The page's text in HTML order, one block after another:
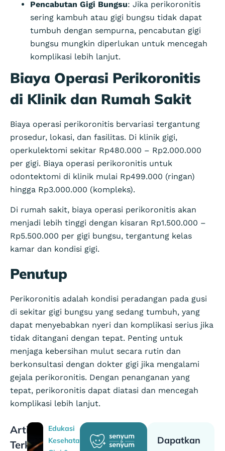
Pencabutan Gigi Bungsu: Jika perikoronitis
sering kambuh atau gigi bungsu tidak dapat
tumbuh dengan sempurna, pencabutan gigi
bungsu mungkin diperlukan untuk mencegah
komplikasi lebih lanjut.
Biaya Operasi Perikoronitis
di Klinik dan Rumah Sakit
Biaya operasi perikoronitis bervariasi tergantung
prosedur, lokasi, dan fasilitas. Di klinik gigi,
operkulektomi sekitar Rp480.000 – Rp2.000.000
per gigi. Biaya operasi perikoronitis untuk
odontektomi di klinik mulai Rp499.000 (ringan)
hingga Rp3.000.000 (kompleks).
Di rumah sakit, biaya operasi perikoronitis akan
menjadi lebih tinggi dengan kisaran Rp1.500.000 –
Rp5.500.000 per gigi bungsu, tergantung kelas
kamar dan kondisi gigi.
Penutup
Perikoronitis adalah kondisi peradangan pada gusi
di sekitar gigi bungsu yang sedang tumbuh, yang
dapat menyebabkan nyeri dan komplikasi serius jika
tidak ditangani dengan tepat. Penting untuk
menjaga kebersihan mulut secara rutin dan
berkonsultasi dengan dokter gigi jika mengalami
gejala perikoronitis. Dengan penanganan yang
tepat, perikoronitis dapat diatasi dan mencegah
komplikasi lebih lanjut.
Artikel
Terkait
Edukasi
Kesehatan
Dapatkan